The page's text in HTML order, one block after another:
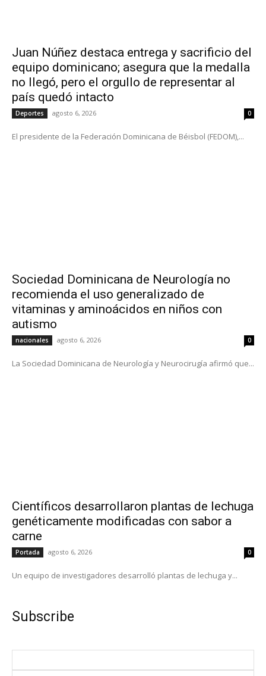
Juan Núñez destaca entrega y sacrificio del
equipo dominicano; asegura que la medalla
no llegó, pero el orgullo de representar al
país quedó intacto
Deportes agosto 6, 2026 0
El presidente de la Federación Dominicana de Béisbol (FEDOM),...
Sociedad Dominicana de Neurología no
recomienda el uso generalizado de
vitaminas y aminoácidos en niños con
autismo
nacionales agosto 6, 2026 0
La Sociedad Dominicana de Neurología y Neurocirugía afirmó que...
Científicos desarrollaron plantas de lechuga
genéticamente modificadas con sabor a
carne
Portada agosto 6, 2026 0
Un equipo de investigadores desarrolló plantas de lechuga y...
Subscribe